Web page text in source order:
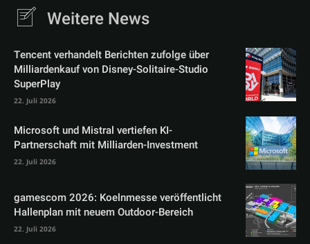
Weitere News
Tencent verhandelt Berichten zufolge über
Milliardenkauf von Disney-Solitaire-Studio
SuperPlay
22. Juli 2026
Microsoft und Mistral vertiefen KI-
Partnerschaft mit Milliarden-Investment
22. Juli 2026
gamescom 2026: Koelnmesse veröffentlicht
Hallenplan mit neuem Outdoor-Bereich
22. Juli 2026